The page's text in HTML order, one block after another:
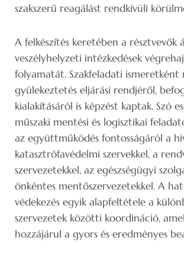
szakszerű reagálást rendkívüli
A felkészítés keretében a
veszélyhelyzeti intézkedések
folyamatát. Szakfeladati ismeretként
gyülekeztetés eljárási rendjéről,
kialakításáról is képzést kaptak. Szó
műszaki mentési és logisztikai
az együttműködés fontosságáról a
katasztrófavédelmi szervekkel, a
szervezetekkel, az egészségügyi
önkéntes mentőszervezetekkel. A
védekezés egyik alapfeltétele a
szervezetek közötti koordináció,
hozzájárul a gyors és eredményes